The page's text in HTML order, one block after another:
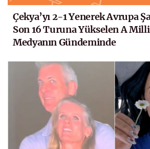
Çekya’yı 2-1 Yenerek Avrupa
Son 16 Turuna Yükselen A
Medyanın Gündeminde